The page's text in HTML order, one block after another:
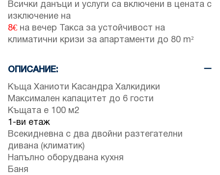
Всички данъци и услуги са включени в цената с
изключение на
8€ на вечер Такса за устойчивост на
климатични кризи за апартаменти до 80 m²
ОПИСАНИЕ:
Къща Ханиоти Касандра Халкидики
Максимален капацитет до 6 гости
Къщата е 100 м2
1-ви етаж
Всекидневна с два двойни разтегателни
дивана (климатик)
Напълно оборудвана кухня
Баня